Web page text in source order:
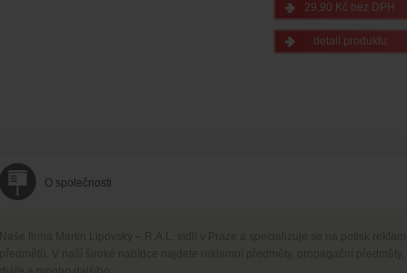
29,90 Kč bez DPH
detail produktu
O společnosti